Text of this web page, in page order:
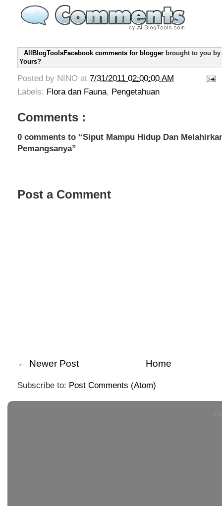
AllBlogToolsFacebook comments for blogger brought to you by
Yours?
Posted by NINO at 7/31/2011 02:00:00 AM
Labels: Flora dan Fauna, Pengetahuan
Comments :
0 comments to “Siput Mampu Hidup Dan
Pemangsanya”
Post a Comment
← Newer Post Home
Subscribe to: Post Comments (Atom)